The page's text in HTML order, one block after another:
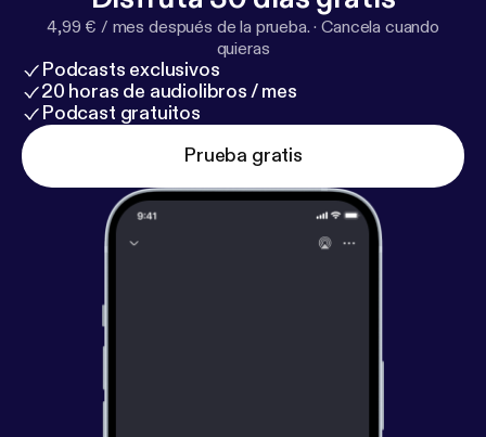
4,99 € / mes después de la prueba. ·Cancela cuando
quieras
Podcasts exclusivos
20 horas de audiolibros / mes
Podcast gratuitos
Prueba gratis